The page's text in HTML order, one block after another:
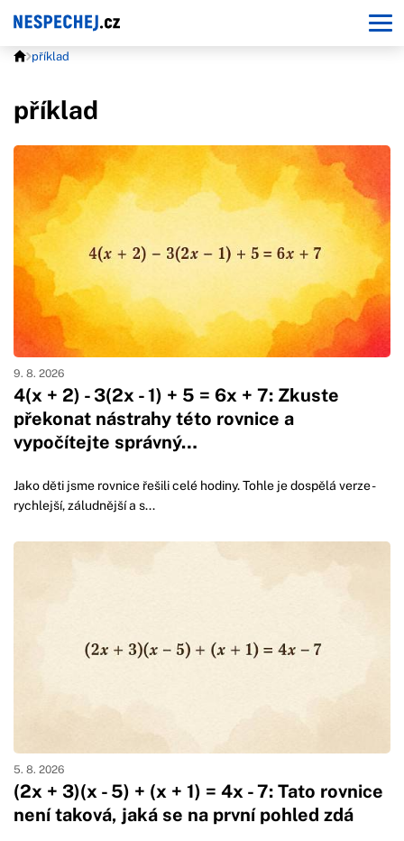
příklad
příklad
4(x + 2) - 3(2x - 1) + 5 = 6x + 7: Zkuste
překonat nástrahy této rovnice a
vypočítejte správný…
9. 8. 2026
Jako děti jsme rovnice řešili celé hodiny. Tohle je dospělá verze -
rychlejší, záludnější a s...
(2x + 3)(x - 5) + (x + 1) = 4x - 7: Tato rovnice
není taková, jaká se na první pohled zdá
5. 8. 2026